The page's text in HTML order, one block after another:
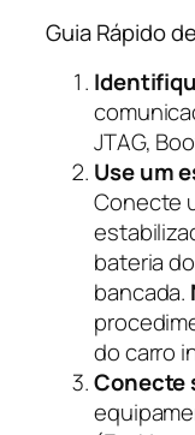
Guia Rápido
JTAG,
Use um
Conecte
bateria
bancada.
do carro
Conecte